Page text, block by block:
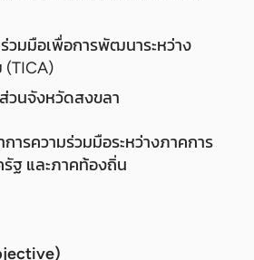
วมมือเพื่อการพัฒนาระหว่าง
(TICA)
วนจังหวัดสงขลา
ารความร่วมมือระหว่างภาคการ
ฐ และภาคท้องถิ่น